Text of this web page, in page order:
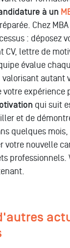
à un
Chez MBA
: déposez
CV, lettre de
évalue
autant
votre expérience
qui suit
et de
quelques
votre nouvelle
professionnels.